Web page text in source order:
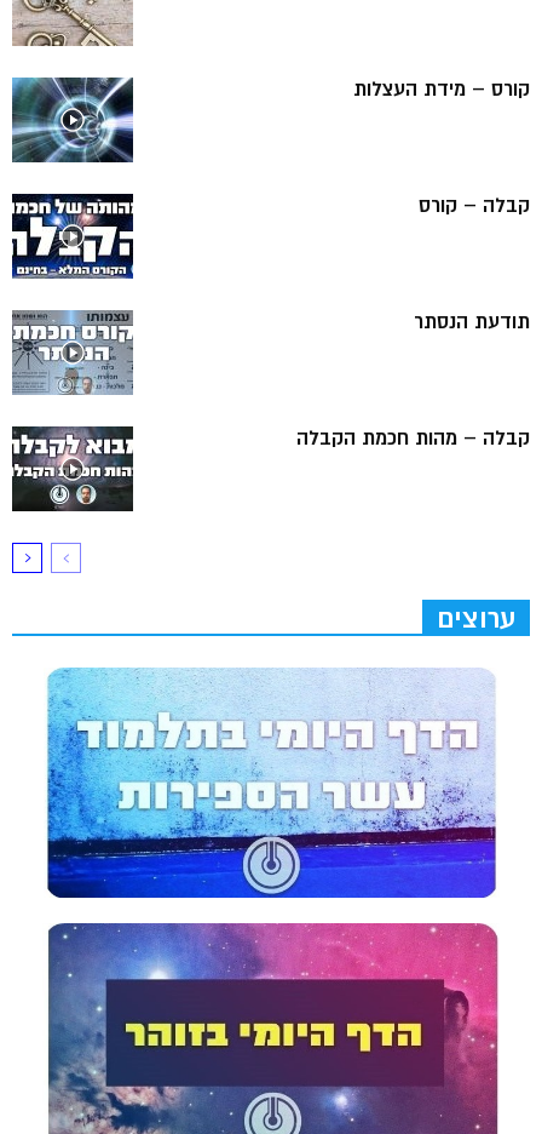
קורס – מידת העצלות
קבלה – קורס
תודעת הנסתר
קבלה – מהות חכמת הקבלה
ערוצים